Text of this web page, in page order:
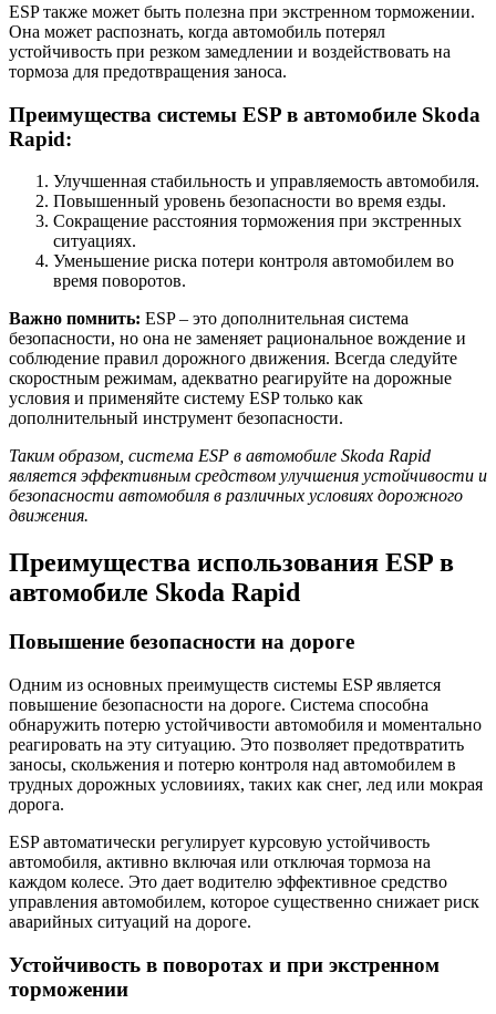
ESP также может быть полезна при экстренном торможении.
Она может распознать, когда автомобиль потерял
устойчивость при резком замедлении и воздействовать на
тормоза для предотвращения заноса.
Преимущества системы ESP в автомобиле Skoda
Rapid:
Улучшенная стабильность и управляемость автомобиля.
Повышенный уровень безопасности во время езды.
Сокращение расстояния торможения при экстренных
ситуациях.
Уменьшение риска потери контроля автомобилем во
время поворотов.
Важно помнить: ESP – это дополнительная система
безопасности, но она не заменяет рациональное вождение и
соблюдение правил дорожного движения. Всегда следуйте
скоростным режимам, адекватно реагируйте на дорожные
условия и применяйте систему ESP только как
дополнительный инструмент безопасности.
Таким образом, система ESP в автомобиле Skoda Rapid
является эффективным средством улучшения устойчивости и
безопасности автомобиля в различных условиях дорожного
движения.
Преимущества использования ESP в
автомобиле Skoda Rapid
Повышение безопасности на дороге
Одним из основных преимуществ системы ESP является
повышение безопасности на дороге. Система способна
обнаружить потерю устойчивости автомобиля и моментально
реагировать на эту ситуацию. Это позволяет предотвратить
заносы, скольжения и потерю контроля над автомобилем в
трудных дорожных условииях, таких как снег, лед или мокрая
дорога.
ESP автоматически регулирует курсовую устойчивость
автомобиля, активно включая или отключая тормоза на
каждом колесе. Это дает водителю эффективное средство
управления автомобилем, которое существенно снижает риск
аварийных ситуаций на дороге.
Устойчивость в поворотах и при экстренном
торможении